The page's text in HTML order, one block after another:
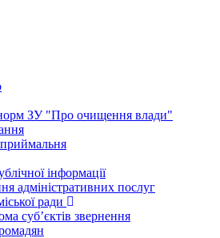
ЗУ "Про очищення влади"
інформації
адміністративних послуг
ради
суб’єктів звернення